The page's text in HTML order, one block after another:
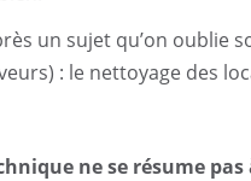
un sujet qu’on oublie
: le nettoyage des
ne se résume pas